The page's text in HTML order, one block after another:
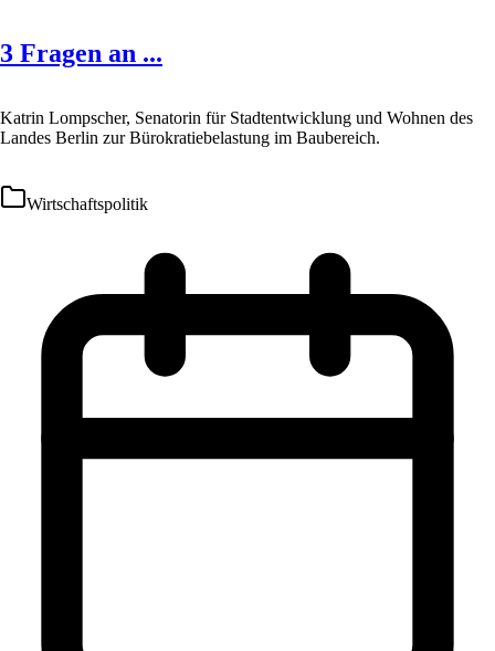
3 Fragen an ...
Katrin Lompscher, Senatorin für Stadtentwicklung und Wohnen des
Landes Berlin zur Bürokratiebelastung im Baubereich.
Wirtschaftspolitik